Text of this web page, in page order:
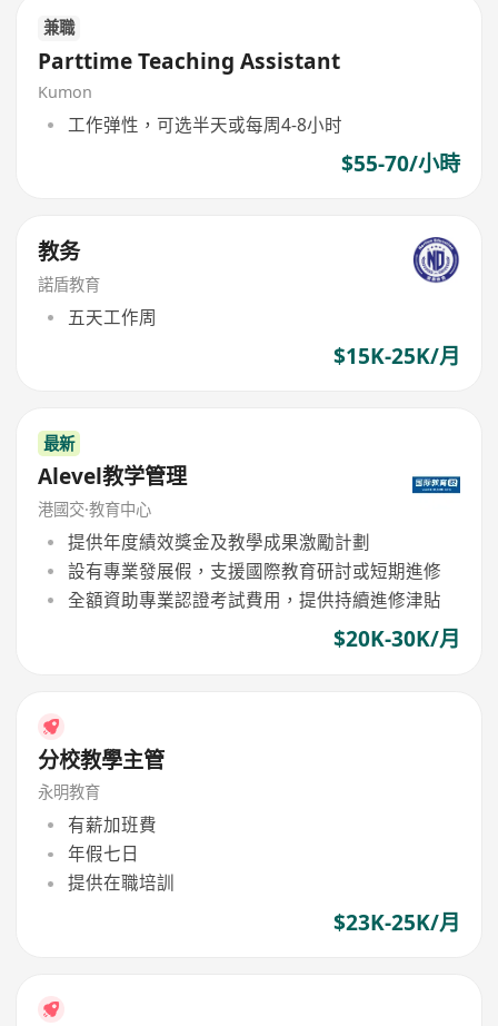
兼職
Parttime Teaching Assistant
Kumon
工作弹性，可选半天或每周4-8小时
$55-70/小時
教务
諾盾教育
五天工作周
$15K-25K/月
最新
Alevel教学管理
港國交·教育中心
提供年度績效獎金及教學成果激勵計劃
設有專業發展假，支援國際教育研討或短期進修
全額資助專業認證考試費用，提供持續進修津貼
$20K-30K/月
分校教學主管
永明教育
有薪加班費
年假七日
提供在職培訓
$23K-25K/月